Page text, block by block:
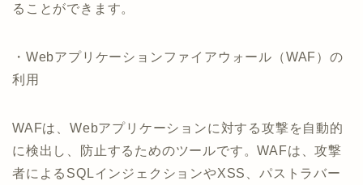
ることができます。
・Webアプリケーションファイアウォール（WAF）の
利用
WAFは、Webアプリケーションに対する攻撃を自動的
に検出し、防止するためのツールです。WAFは、攻撃
者によるSQLインジェクションやXSS、パストラバー